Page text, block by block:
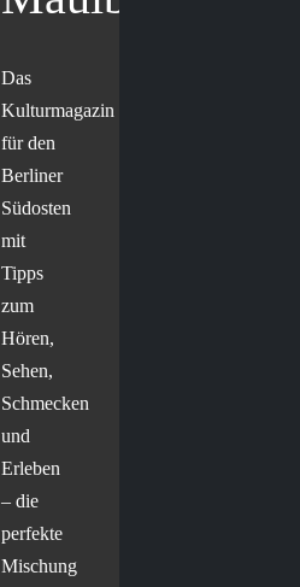
Das
Kulturmagazin
für den
Berliner
Südosten
mit
Tipps
zum
Hören,
Sehen,
Schmecken
und
Erleben
– die
perfekte
Mischung